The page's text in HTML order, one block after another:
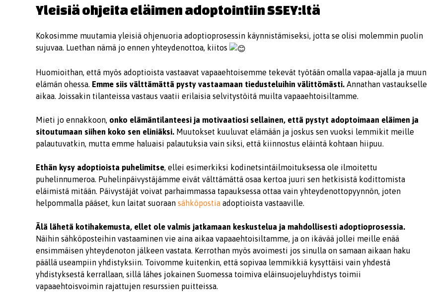
Yleisiä ohjeita eläimen adoptointiin SSEY:ltä
Kokosimme muutamia yleisiä ohjenuoria adoptioprosessin käynnistämiseksi, jotta se olisi molemmin puolin
sujuvaa. Luethan nämä jo ennen yhteydenottoa, kiitos
Huomioithan, että myös adoptioista vastaavat vapaaehtoisemme tekevät työtään omalla vapaa-ajalla ja muun
elämän ohessa. Emme siis välttämättä pysty vastaamaan tiedusteluihin välittömästi. Annathan vastaukselle
aikaa. Joissakin tilanteissa vastaus vaatii erilaisia selvitystöitä muilta vapaaehtoisiltamme.
Mieti jo ennakkoon, onko elämäntilanteesi ja motivaatiosi sellainen, että pystyt adoptoimaan eläimen ja
sitoutumaan siihen koko sen eliniäksi. Muutokset kuuluvat elämään ja joskus sen vuoksi lemmikit meille
palautuvatkin, mutta emme haluaisi palautuksia vain siksi, että kiinnostus eläintä kohtaan hiipuu.
Ethän kysy adoptioista puhelimitse, ellei esimerkiksi kodinetsintäilmoituksessa ole ilmoitettu
puhelinnumeroa. Puhelinpäivystäjämme eivät välttämättä osaa kertoa juuri sen hetkisistä kodittomista
eläimistä mitään. Päivystäjät voivat parhaimmassa tapauksessa ottaa vain yhteydenottopyynnön, joten
helpommalla pääset, kun laitat suoraan sähköpostia adoptioista vastaaville.
Älä lähetä kotihakemusta, ellet ole valmis jatkamaan keskustelua ja mahdollisesti adoptioprosessia.
Näihin sähköposteihin vastaaminen vie aina aikaa vapaaehtoisiltamme, ja on ikävää jollei meille enää
ensimmäisen yhteydenoton jälkeen vastata. Kerrothan myös avoimesti jos sinulla on samaan aikaan haku
päällä useampiin yhdistyksiin. Toivomme kuitenkin, että sopivaa lemmikkiä kysyttäisi vain yhdestä
yhdistyksestä kerrallaan, sillä lähes jokainen Suomessa toimiva eläinsuojeluyhdistys toimii
vapaaehtoisvoimin rajattujen resurssien puitteissa.